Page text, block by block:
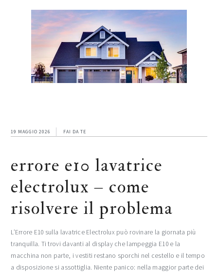
19 MAGGIO 2026 FAI DA TE
errore e10 lavatrice
electrolux​​​ – come
risolvere il problema
L’Errore E10 sulla lavatrice Electrolux può rovinare la giornata più
tranquilla. Ti trovi davanti al display che lampeggia E10 e la
macchina non parte, i vestiti restano sporchi nel cestello e il tempo
a disposizione si assottiglia. Niente panico: nella maggior parte dei